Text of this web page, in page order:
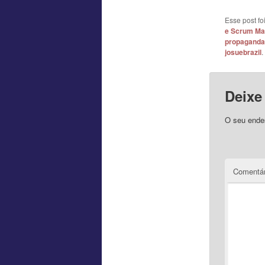
Esse post
e Scrum
propaganda
josuebrazil.
O seu